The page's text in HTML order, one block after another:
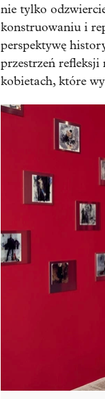
nie tylko
konstruowaniu i
perspektywę
przestrzeń refleksji
kobietach, które